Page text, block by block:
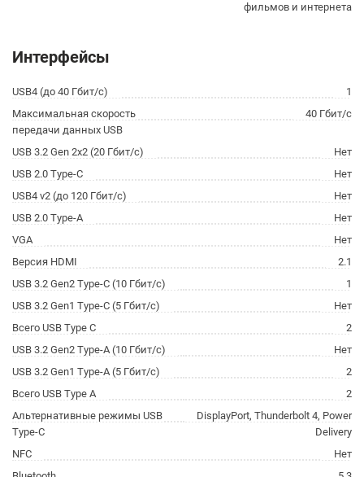
фильмов и интернета
Интерфейсы
USB4 (до 40 Гбит/с)
1
Максимальная скорость
передачи данных USB
40 Гбит/с
USB 3.2 Gen 2x2 (20 Гбит/с)
Нет
USB 2.0 Type-C
Нет
USB4 v2 (до 120 Гбит/с)
Нет
USB 2.0 Type-A
Нет
VGA
Нет
Версия HDMI
2.1
USB 3.2 Gen2 Type-C (10 Гбит/с)
1
USB 3.2 Gen1 Type-C (5 Гбит/с)
Нет
Всего USB Type C
2
USB 3.2 Gen2 Type-A (10 Гбит/с)
Нет
USB 3.2 Gen1 Type-A (5 Гбит/с)
2
Всего USB Type A
2
Альтернативные режимы USB
Type-C
DisplayPort, Thunderbolt 4, Power
Delivery
NFC
Нет